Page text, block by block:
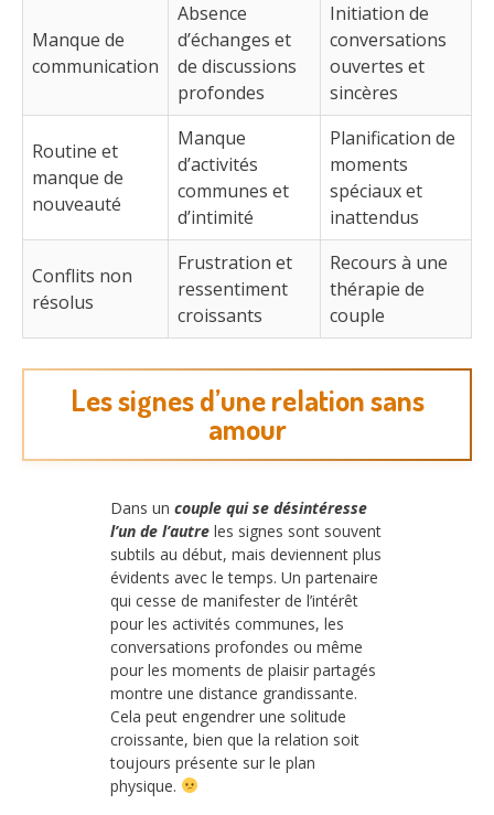
Manque de
communication
Absence
d’échanges et
de discussions
profondes
Initiation de
conversations
ouvertes et
sincères
Routine et
manque de
nouveauté
Manque
d’activités
communes et
d’intimité
Planification de
moments
spéciaux et
inattendus
Conflits non
résolus
Frustration et
ressentiment
croissants
Recours à une
thérapie de
couple
Les signes d’une relation sans
amour
Dans un couple qui se désintéresse
l’un de l’autre les signes sont souvent
subtils au début, mais deviennent plus
évidents avec le temps. Un partenaire
qui cesse de manifester de l’intérêt
pour les activités communes, les
conversations profondes ou même
pour les moments de plaisir partagés
montre une distance grandissante.
Cela peut engendrer une solitude
croissante, bien que la relation soit
toujours présente sur le plan
physique.